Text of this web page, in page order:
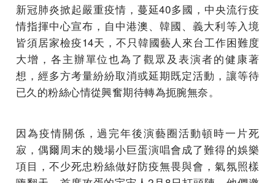
新冠肺炎掀起嚴重疫情，蔓延40多國，中央流行疫
情指揮中心宣布，自中港澳、韓國、義大利等入境
皆須居家檢疫14天，不只韓國藝人來台工作困難度
大增，各主辦單位也為了觀眾及表演者的健康著
想，經多方考量紛紛取消或延期既定活動，讓等待
已久的粉絲心情從興奮期待轉為扼腕無奈。
因為疫情關係，過完年後演藝圈活動頓時一片死
寂，偶爾周末的幾場小巨蛋演唱會成了難得的娛樂
項目，不少死忠粉絲做好防疫無畏與會，氣氛照樣